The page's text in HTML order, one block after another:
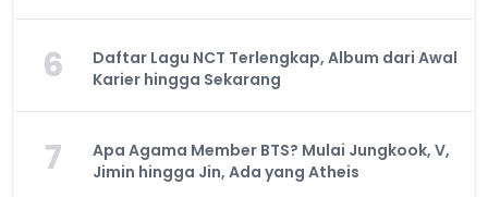
6
Daftar Lagu NCT Terlengkap, Album dari Awal
Karier hingga Sekarang
7
Apa Agama Member BTS? Mulai Jungkook, V,
Jimin hingga Jin, Ada yang Atheis